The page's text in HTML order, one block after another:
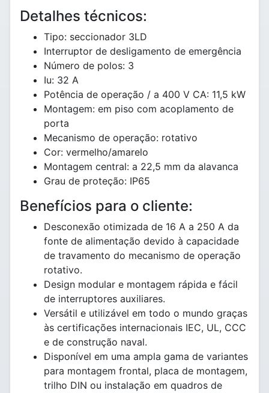
Detalhes técnicos:
Tipo: seccionador 3LD
Interruptor de desligamento de emergência
Número de polos: 3
Iu: 32 A
Potência de operação / a 400 V CA: 11,5 kW
Montagem: em piso com acoplamento de
porta
Mecanismo de operação: rotativo
Cor: vermelho/amarelo
Montagem central: a 22,5 mm da alavanca
Grau de proteção: IP65
Benefícios para o cliente:
Desconexão otimizada de 16 A a 250 A da
fonte de alimentação devido à capacidade
de travamento do mecanismo de operação
rotativo.
Design modular e montagem rápida e fácil
de interruptores auxiliares.
Versátil e utilizável em todo o mundo graças
às certificações internacionais IEC, UL, CCC
e de construção naval.
Disponível em uma ampla gama de variantes
para montagem frontal, placa de montagem,
trilho DIN ou instalação em quadros de